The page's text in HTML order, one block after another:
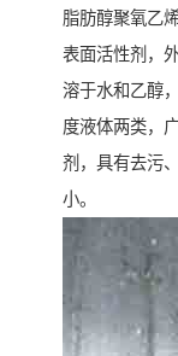
脂肪醇聚氧乙
表面活性剂，
溶于水和乙醇
度液体两类，
剂，具有去污
小。